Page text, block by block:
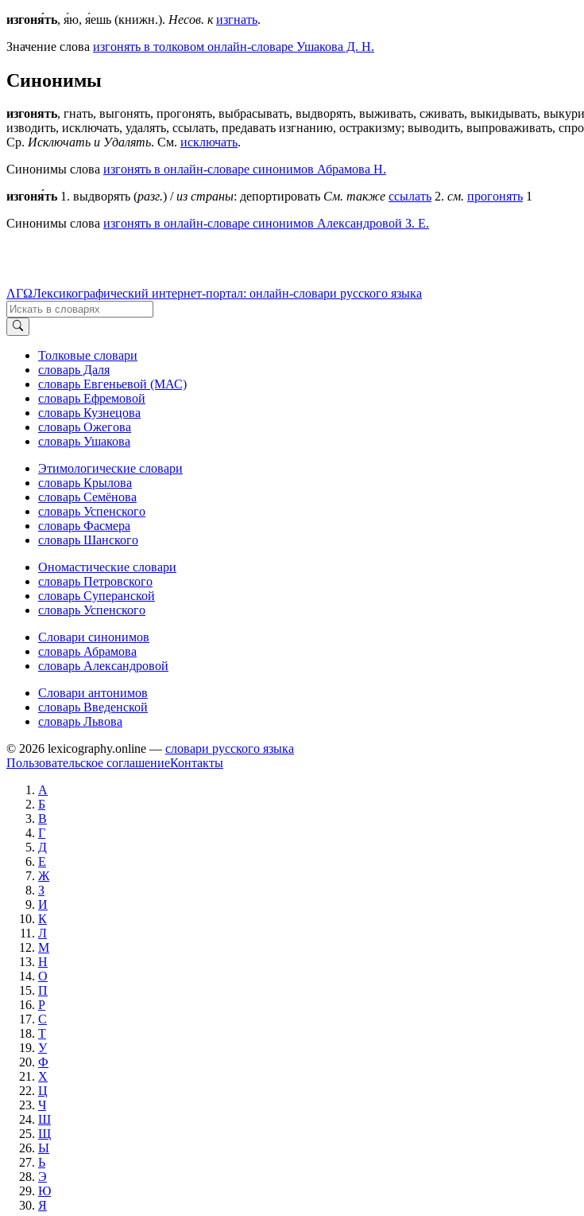
изгоня́ть, я́ю, я́ешь (книжн.). Несов. к изгнать.
Значение слова изгонять в толковом онлайн-словаре Ушакова Д. Н.
Синонимы
изгонять, гнать, выгонять, прогонять, выбрасывать, выдворять, выживать, сживать, выкидывать,
изводить, исключать, удалять, ссылать, предавать изгнанию, остракизму; выводить, выпроваживать,
Ср. Исключать и Удалять. См. исключать.
Синонимы слова изгонять в онлайн-словаре синонимов Абрамова Н.
изгоня́ть 1. выдворять (разг.) /из страны: депортировать См. также ссылать 2. см. прогонять 1
Синонимы слова изгонять в онлайн-словаре синонимов Александровой З. Е.
ΛΓΩЛексикографический интернет-портал: онлайн-словари русского языка
Толковые словари
словарь Даля
словарь Евгеньевой (МАС)
словарь Ефремовой
словарь Кузнецова
словарь Ожегова
словарь Ушакова
Этимологические словари
словарь Крылова
словарь Семёнова
словарь Успенского
словарь Фасмера
словарь Шанского
Ономастические словари
словарь Петровского
словарь Суперанской
словарь Успенского
Словари синонимов
словарь Абрамова
словарь Александровой
Словари антонимов
словарь Введенской
словарь Львова
© 2026 lexicography.online — словари русского языка
Пользовательское соглашениеКонтакты
А
Б
В
Г
Д
Е
Ж
З
И
К
Л
М
Н
О
П
Р
С
Т
У
Ф
Х
Ц
Ч
Ш
Щ
Ы
Ь
Э
Ю
Я